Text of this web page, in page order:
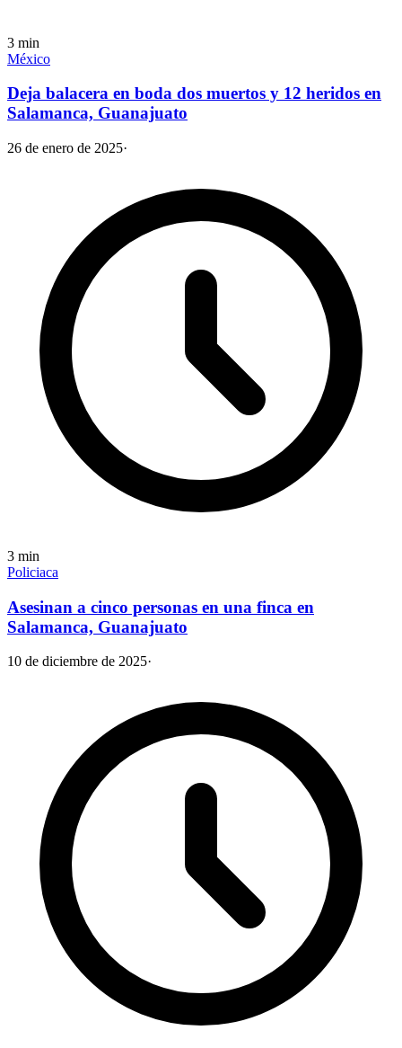
3 min
México
Deja balacera en boda dos muertos y 12 heridos en
Salamanca, Guanajuato
26 de enero de 2025·
3 min
Policiaca
Asesinan a cinco personas en una finca en
Salamanca, Guanajuato
10 de diciembre de 2025·